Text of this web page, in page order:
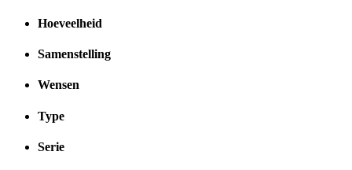
Hoeveelheid
Samenstelling
Wensen
Type
Serie